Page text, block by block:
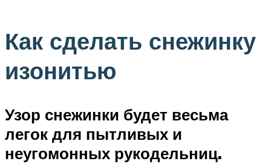
Как сделать снежинку
изонитью
Узор снежинки будет весьма
легок для пытливых и
неугомонных рукодельниц.